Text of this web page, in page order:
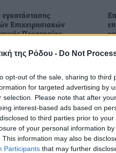
της Ρόδου - Do Not
opt-out of the sale, sharing to
for targeted advertising by
selection. Please note that after
interest-based ads based on
to third parties prior to
of your personal information
This information may also be
Participants that may further
εγκατάστασης
Επιχειρησιακών
Προστασίας
οργάνωσης και
των Περιφερειακών
Κέντρων Πολιτικής